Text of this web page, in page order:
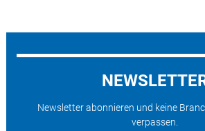
Newsletter abonnieren und keine
verpassen.